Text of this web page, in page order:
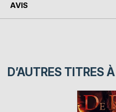
AVIS
D’AUTRES TITRES